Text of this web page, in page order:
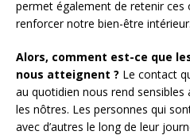
permet également de retenir ces
renforcer notre bien-être intérieur.
Alors, comment est-ce que
nous atteignent ? Le contact
au quotidien nous rend sensibles
les nôtres. Les personnes qui
avec d’autres le long de leur